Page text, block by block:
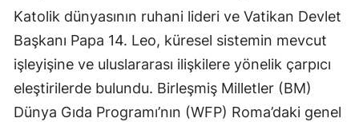
Katolik dünyasının ruhani lideri ve Vatikan Devlet
Başkanı Papa 14. Leo, küresel sistemin mevcut
işleyişine ve uluslararası ilişkilere yönelik çarpıcı
eleştirilerde bulundu. Birleşmiş Milletler (BM)
Dünya Gıda Programı’nın (WFP) Roma’daki genel